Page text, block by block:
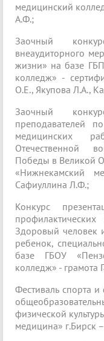
медицинский
А.Ф.;
Заочный
внеаудиторного
жизни» на базе
колледж» -
О.Е., Якупова Л.А.,
Заочный
преподавателей
медицинских
Отечественной
Победы в Великой
«Нижнекамский
Сафиуллина Л.Ф.;
Конкурс
Здоровый человек
ребенок,
базе ГБОУ
колледж» - грамота
Фестиваль спорта
физической
медицина» г.Бирск